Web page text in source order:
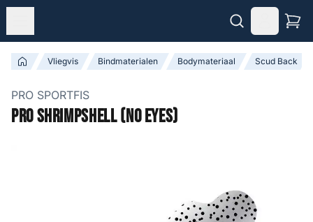
Vliegvis Bindmaterialen Bodymateriaal Scud Back
PRO SPORTFIS
Pro Shrimpshell (No Eyes)